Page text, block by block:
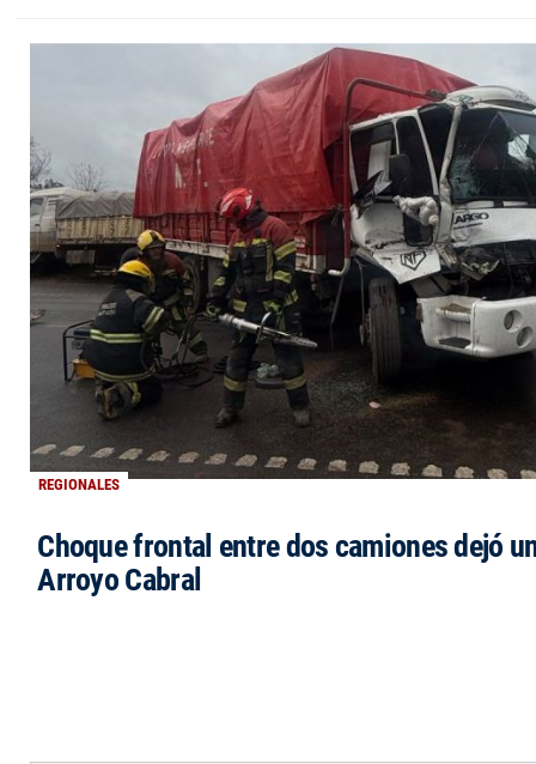
REGIONALES
Choque frontal entre dos camiones dejó
Arroyo Cabral